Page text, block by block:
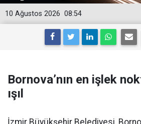
08:54
10 Ağustos 2026
Bornova’nın en işlek
ışıl
İzmir Büyükşehir Belediyesi,